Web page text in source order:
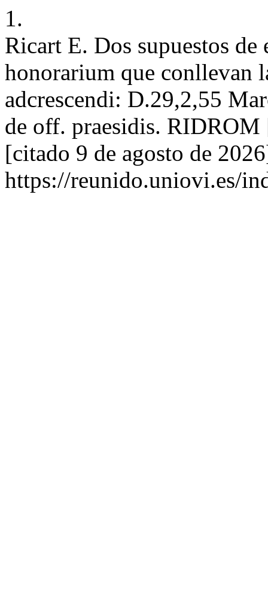
1.
Ricart E. Dos supuestos
honorarium que conllevan
adcrescendi: D.29,2,55
de off. praesidis.
[citado 9 de agosto de
https://reunido.uniovi.es/